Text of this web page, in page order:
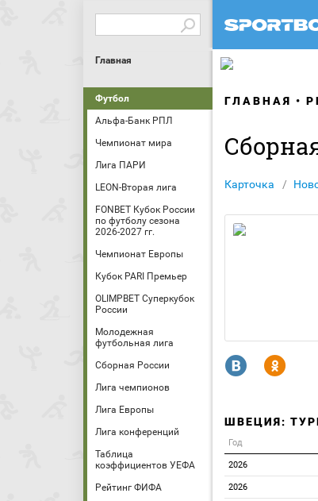
Главная
Футбол
Альфа-Банк РПЛ
Чемпионат мира
Лига ПАРИ
LEON-Вторая лига
FONBET Кубок России
по футболу сезона
2026-2027 гг.
Чемпионат Европы
Кубок PARI Премьер
OLIMPBET Суперкубок
России
Молодежная
футбольная лига
Сборная России
Лига чемпионов
Лига Европы
Лига конференций
Таблица
коэффициентов УЕФА
Рейтинг ФИФА
ГЛАВНАЯ
Карточка
R Y
ШВЕЦИЯ:
Год
2026
2026